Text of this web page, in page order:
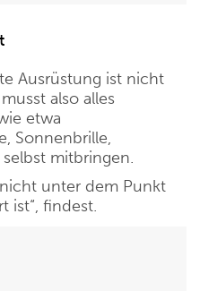
Ausrüstung ist nicht
also alles
etwa
Sonnenbrille,
selbst mitbringen.
unter dem Punkt
ist“, findest.